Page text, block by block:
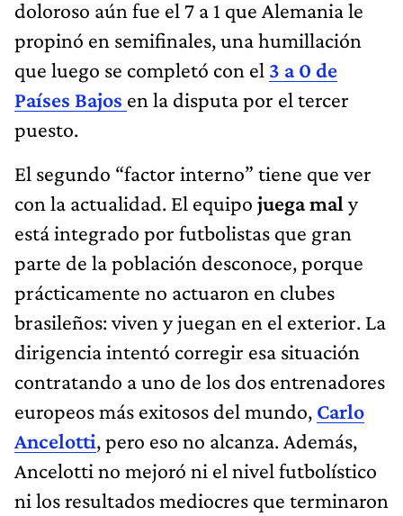
doloroso aún fue el 7 a 1 que Alemania le
propinó en semifinales, una humillación
que luego se completó con el 3 a 0 de
Países Bajos en la disputa por el tercer
puesto.
El segundo “factor interno” tiene que ver
con la actualidad. El equipo juega mal y
está integrado por futbolistas que gran
parte de la población desconoce, porque
prácticamente no actuaron en clubes
brasileños: viven y juegan en el exterior. La
dirigencia intentó corregir esa situación
contratando a uno de los dos entrenadores
europeos más exitosos del mundo, Carlo
Ancelotti, pero eso no alcanza. Además,
Ancelotti no mejoró ni el nivel futbolístico
ni los resultados mediocres que terminaron